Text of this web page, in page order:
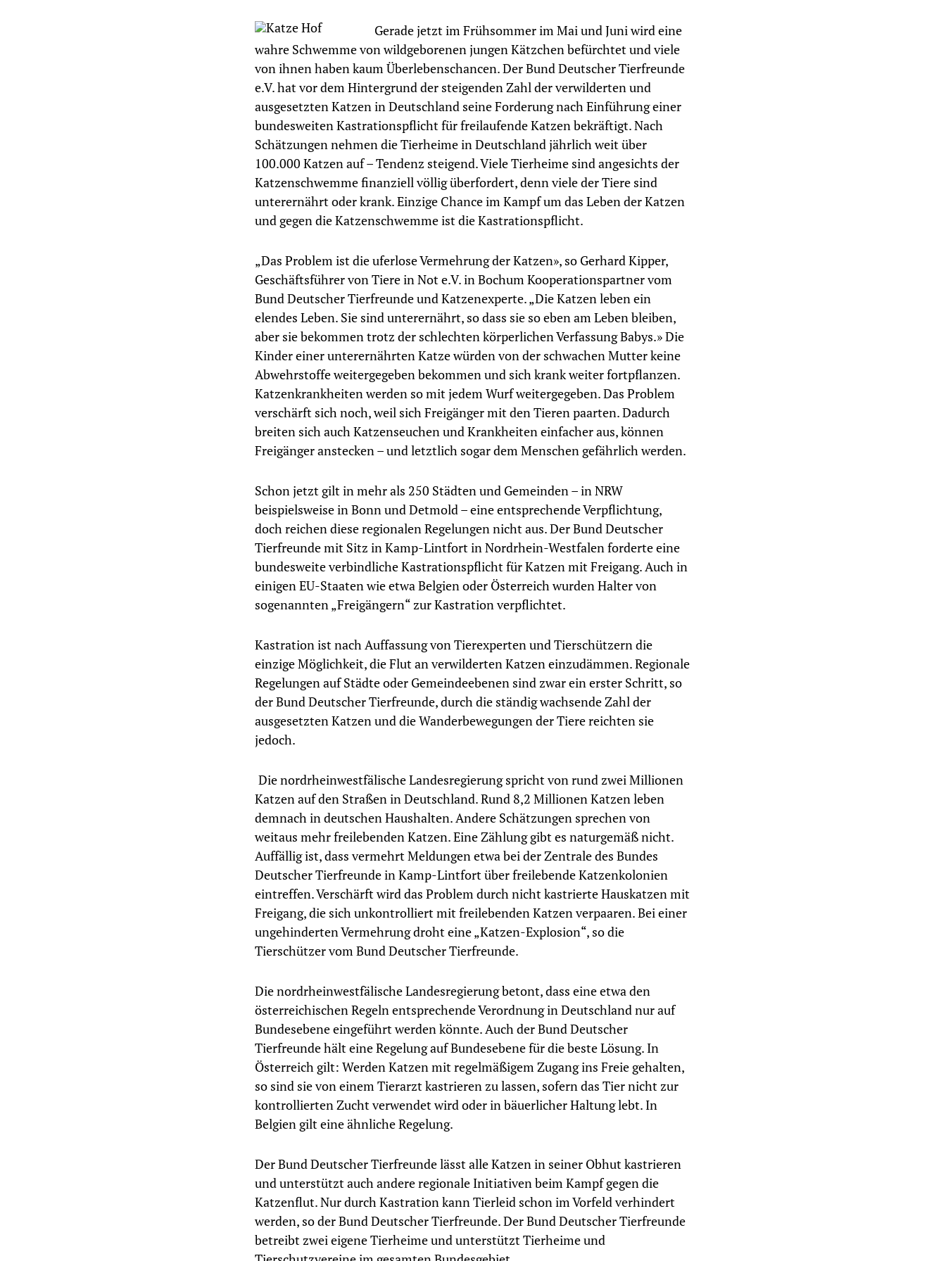
Gerade jetzt im Frühsommer im Mai und Juni wird eine
wahre Schwemme von wildgeborenen jungen Kätzchen befürchtet und viele
von ihnen haben kaum Überlebenschancen. Der Bund Deutscher Tierfreunde
e.V. hat vor dem Hintergrund der steigenden Zahl der verwilderten und
ausgesetzten Katzen in Deutschland seine Forderung nach Einführung einer
bundesweiten Kastrationspflicht für freilaufende Katzen bekräftigt. Nach
Schätzungen nehmen die Tierheime in Deutschland jährlich weit über
100.000 Katzen auf – Tendenz steigend. Viele Tierheime sind angesichts der
Katzenschwemme finanziell völlig überfordert, denn viele der Tiere sind
unterernährt oder krank. Einzige Chance im Kampf um das Leben der Katzen
und gegen die Katzenschwemme ist die Kastrationspflicht.
„Das Problem ist die uferlose Vermehrung der Katzen», so Gerhard Kipper,
Geschäftsführer von Tiere in Not e.V. in Bochum Kooperationspartner vom
Bund Deutscher Tierfreunde und Katzenexperte. „Die Katzen leben ein
elendes Leben. Sie sind unterernährt, so dass sie so eben am Leben bleiben,
aber sie bekommen trotz der schlechten körperlichen Verfassung Babys.» Die
Kinder einer unterernährten Katze würden von der schwachen Mutter keine
Abwehrstoffe weitergegeben bekommen und sich krank weiter fortpflanzen.
Katzenkrankheiten werden so mit jedem Wurf weitergegeben. Das Problem
verschärft sich noch, weil sich Freigänger mit den Tieren paarten. Dadurch
breiten sich auch Katzenseuchen und Krankheiten einfacher aus, können
Freigänger anstecken – und letztlich sogar dem Menschen gefährlich werden.
Schon jetzt gilt in mehr als 250 Städten und Gemeinden – in NRW
beispielsweise in Bonn und Detmold – eine entsprechende Verpflichtung,
doch reichen diese regionalen Regelungen nicht aus. Der Bund Deutscher
Tierfreunde mit Sitz in Kamp-Lintfort in Nordrhein-Westfalen forderte eine
bundesweite verbindliche Kastrationspflicht für Katzen mit Freigang. Auch in
einigen EU-Staaten wie etwa Belgien oder Österreich wurden Halter von
sogenannten „Freigängern“ zur Kastration verpflichtet.
Kastration ist nach Auffassung von Tierexperten und Tierschützern die
einzige Möglichkeit, die Flut an verwilderten Katzen einzudämmen. Regionale
Regelungen auf Städte oder Gemeindeebenen sind zwar ein erster Schritt, so
der Bund Deutscher Tierfreunde, durch die ständig wachsende Zahl der
ausgesetzten Katzen und die Wanderbewegungen der Tiere reichten sie
jedoch.
Die nordrheinwestfälische Landesregierung spricht von rund zwei Millionen
Katzen auf den Straßen in Deutschland. Rund 8,2 Millionen Katzen leben
demnach in deutschen Haushalten. Andere Schätzungen sprechen von
weitaus mehr freilebenden Katzen. Eine Zählung gibt es naturgemäß nicht.
Auffällig ist, dass vermehrt Meldungen etwa bei der Zentrale des Bundes
Deutscher Tierfreunde in Kamp-Lintfort über freilebende Katzenkolonien
eintreffen. Verschärft wird das Problem durch nicht kastrierte Hauskatzen mit
Freigang, die sich unkontrolliert mit freilebenden Katzen verpaaren. Bei einer
ungehinderten Vermehrung droht eine „Katzen-Explosion“, so die
Tierschützer vom Bund Deutscher Tierfreunde.
Die nordrheinwestfälische Landesregierung betont, dass eine etwa den
österreichischen Regeln entsprechende Verordnung in Deutschland nur auf
Bundesebene eingeführt werden könnte. Auch der Bund Deutscher
Tierfreunde hält eine Regelung auf Bundesebene für die beste Lösung. In
Österreich gilt: Werden Katzen mit regelmäßigem Zugang ins Freie gehalten,
so sind sie von einem Tierarzt kastrieren zu lassen, sofern das Tier nicht zur
kontrollierten Zucht verwendet wird oder in bäuerlicher Haltung lebt. In
Belgien gilt eine ähnliche Regelung.
Der Bund Deutscher Tierfreunde lässt alle Katzen in seiner Obhut kastrieren
und unterstützt auch andere regionale Initiativen beim Kampf gegen die
Katzenflut. Nur durch Kastration kann Tierleid schon im Vorfeld verhindert
werden, so der Bund Deutscher Tierfreunde. Der Bund Deutscher Tierfreunde
betreibt zwei eigene Tierheime und unterstützt Tierheime und